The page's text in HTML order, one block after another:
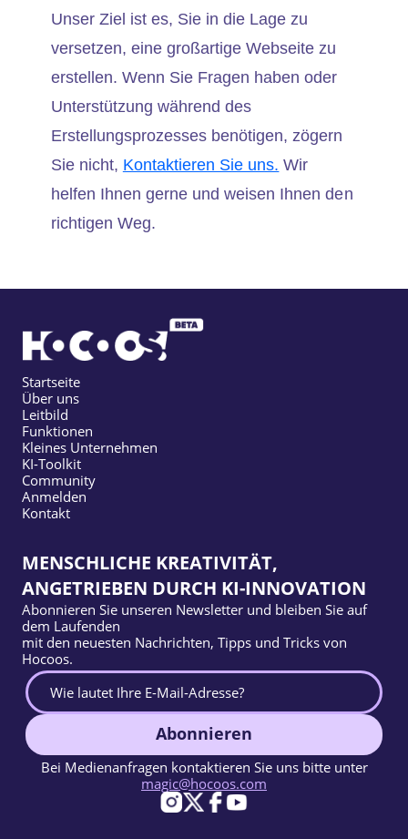
Unser Ziel ist es, Sie in die Lage zu
versetzen, eine großartige Webseite zu
erstellen. Wenn Sie Fragen haben oder
Unterstützung während des
Erstellungsprozesses benötigen, zögern
Sie nicht, Kontaktieren Sie uns. Wir
helfen Ihnen gerne und weisen Ihnen den
richtigen Weg.
Startseite
Über uns
Leitbild
Funktionen
Kleines Unternehmen
KI-Toolkit
Community
Anmelden
Kontakt
MENSCHLICHE KREATIVITÄT,
ANGETRIEBEN DURCH KI-INNOVATION
Abonnieren Sie unseren Newsletter und bleiben Sie auf
dem Laufenden
mit den neuesten Nachrichten, Tipps und Tricks von
Hocoos.
Abonnieren
Bei Medienanfragen kontaktieren Sie uns bitte unter
magic@hocoos.com